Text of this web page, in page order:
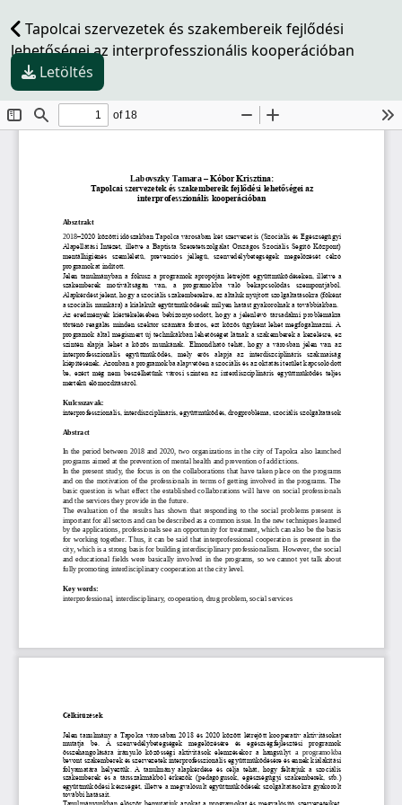
Tapolcai szervezetek és szakembereik fejlődési
lehetőségei az interprofesszionális kooperációban
Letöltés